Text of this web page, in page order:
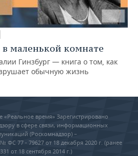
маленькой комнате
Гинзбург — книга о том, как
обычную жизнь
«Реальное время» Зарегистрировано
в сфере связи, информационных
(Роскомнадзор) –
77 - 79627 от 18 декабря 2020 г. (ранее
от 18 сентября 2014 г.)